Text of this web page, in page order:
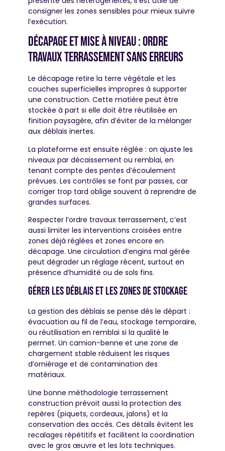
consigner les zones sensibles pour mieux suivre
l’exécution.
Décapage et mise à niveau : ordre
travaux terrassement sans erreurs
Le décapage retire la terre végétale et les
couches superficielles impropres à supporter
une construction. Cette matière peut être
stockée à part si elle doit être réutilisée en
finition paysagère, afin d’éviter de la mélanger
aux déblais inertes.
La plateforme est ensuite réglée : on ajuste les
niveaux par décaissement ou remblai, en
tenant compte des pentes d’écoulement
prévues. Les contrôles se font par passes, car
corriger trop tard oblige souvent à reprendre de
grandes surfaces.
Respecter l’ordre travaux terrassement, c’est
aussi limiter les interventions croisées entre
zones déjà réglées et zones encore en
décapage. Une circulation d’engins mal gérée
peut dégrader un réglage récent, surtout en
présence d’humidité ou de sols fins.
Gérer les déblais et les zones de stockage
La gestion des déblais se pense dès le départ :
évacuation au fil de l’eau, stockage temporaire,
ou réutilisation en remblai si la qualité le
permet. Un camion-benne et une zone de
chargement stable réduisent les risques
d’orniérage et de contamination des
matériaux.
Une bonne méthodologie terrassement
construction prévoit aussi la protection des
repères (piquets, cordeaux, jalons) et la
conservation des accès. Ces détails évitent les
recalages répétitifs et facilitent la coordination
avec le gros œuvre et les lots techniques.